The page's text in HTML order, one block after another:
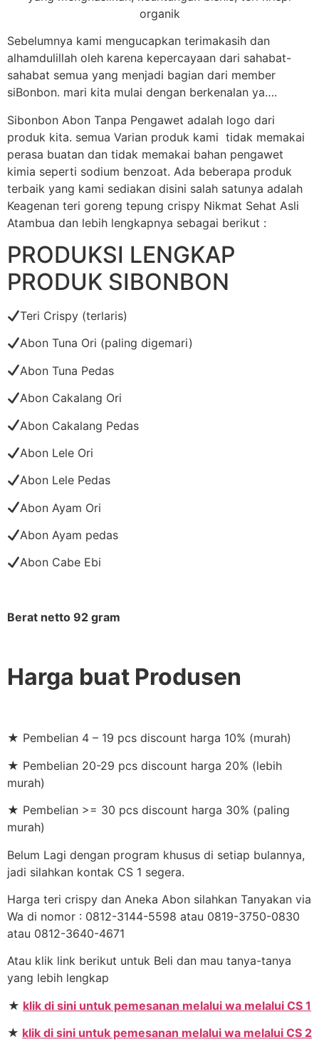
Sebelumnya kami mengucapkan terimakasih dan
alhamdulillah oleh karena kepercayaan dari sahabat-
sahabat semua yang menjadi bagian dari member
siBonbon. mari kita mulai dengan berkenalan ya….
Sibonbon Abon Tanpa Pengawet adalah logo dari
produk kita. semua Varian produk kami tidak memakai
perasa buatan dan tidak memakai bahan pengawet
kimia seperti sodium benzoat. Ada beberapa produk
terbaik yang kami sediakan disini salah satunya adalah
Keagenan teri goreng tepung crispy Nikmat Sehat Asli
Atambua dan lebih lengkapnya sebagai berikut :
PRODUKSI LENGKAP
PRODUK SIBONBON
Teri Crispy (terlaris)
Abon Tuna Ori (paling digemari)
Abon Tuna Pedas
Abon Cakalang Ori
Abon Cakalang Pedas
Abon Lele Ori
Abon Lele Pedas
Abon Ayam Ori
Abon Ayam pedas
Abon Cabe Ebi
Berat netto 92 gram
Harga buat Produsen
★ Pembelian 4 – 19 pcs discount harga 10% (murah)
★ Pembelian 20-29 pcs discount harga 20% (lebih
murah)
★ Pembelian >= 30 pcs discount harga 30% (paling
murah)
Belum Lagi dengan program khusus di setiap bulannya,
jadi silahkan kontak CS 1 segera.
Harga teri crispy dan Aneka Abon silahkan Tanyakan via
Wa di nomor : 0812-3144-5598 atau 0819-3750-0830
atau 0812-3640-4671
Atau klik link berikut untuk Beli dan mau tanya-tanya
yang lebih lengkap
★ klik di sini untuk pemesanan melalui wa melalui CS 1
★ klik di sini untuk pemesanan melalui wa melalui CS 2